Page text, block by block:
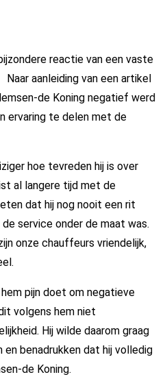
reactie van een vaste
aanleiding van een artikel
de Koning negatief werd
ervaring te delen met de
hoe tevreden hij is over
al langere tijd met de
dat hij nog nooit een rit
service onder de maat was.
onze chauffeurs vriendelijk,
pijn doet om negatieve
volgens hem niet
Hij wilde daarom graag
en benadrukken dat hij volledig
de Koning.